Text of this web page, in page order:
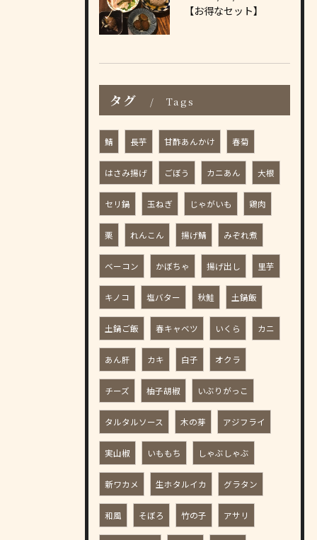
【お得なセット】
タグ Tags
鯖 長芋 甘酢あんかけ 春菊
はさみ揚げ ごぼう カニあん 大根
セリ鍋 玉ねぎ じゃがいも 鶏肉
栗 れんこん 揚げ鯖 みぞれ煮
ベーコン かぼちゃ 揚げ出し 里芋
キノコ 塩バター 秋鮭 土鍋飯
土鍋ご飯 春キャベツ いくら カニ
あん肝 カキ 白子 オクラ
チーズ 柚子胡椒 いぶりがっこ
タルタルソース 木の芽 アジフライ
実山椒 いももち しゃぶしゃぶ
新ワカメ 生ホタルイカ グラタン
和風 そぼろ 竹の子 アサリ